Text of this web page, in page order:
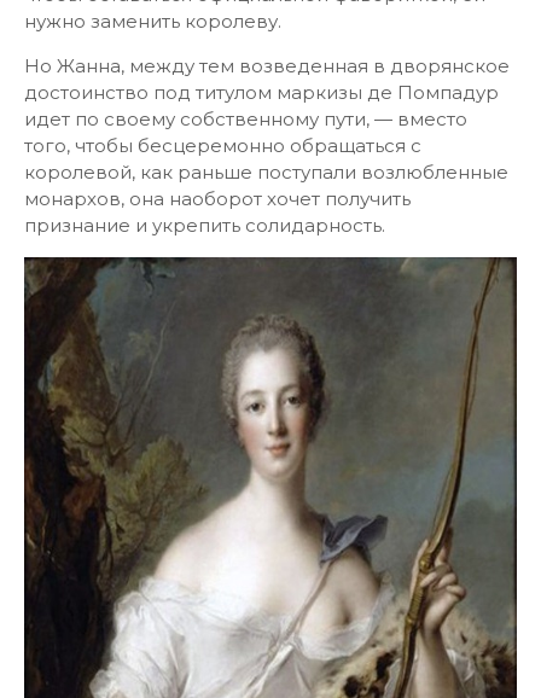
нужно заменить королеву.
Но Жанна, между тем возведенная в дворянское
достоинство под титулом маркизы де Помпадур
идет по своему собственному пути, — вместо
того, чтобы бесцеремонно обращаться с
королевой, как раньше поступали возлюбленные
монархов, она наоборот хочет получить
признание и укрепить солидарность.